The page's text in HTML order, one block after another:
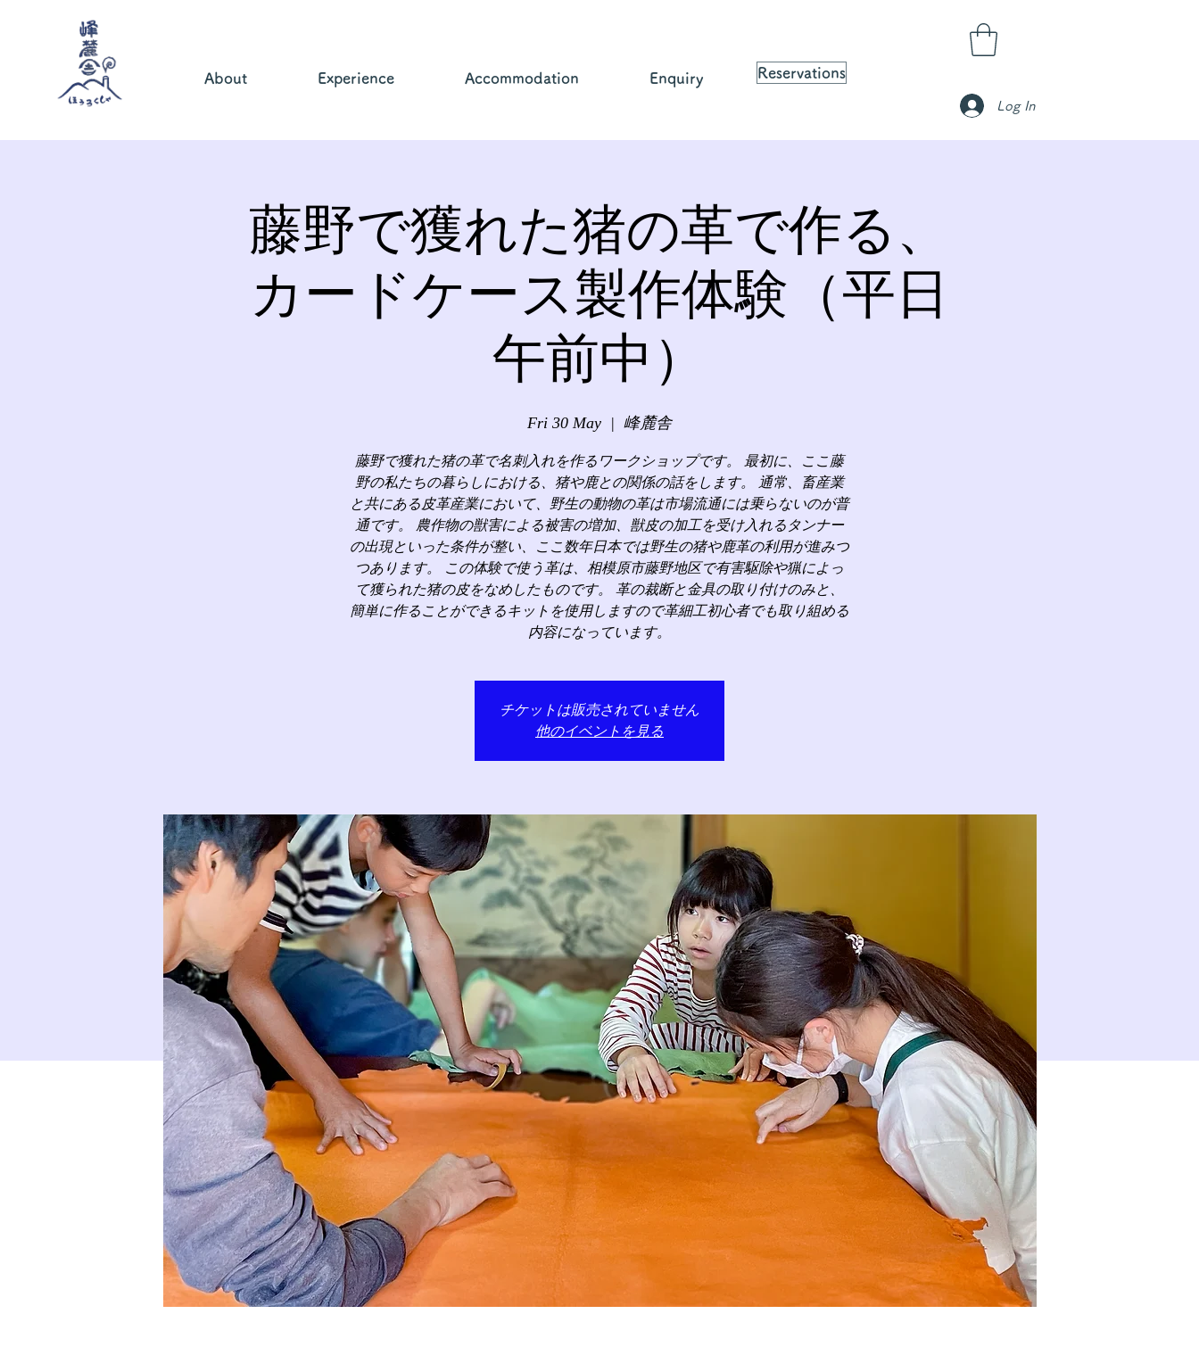
About Experience Accommodation Enquiry Reservations
Log In
藤野で獲れた猪の革で作る、
カードケース製作体験（平日
午前中）
Fri 30 May
  |
峰麓舎
藤野で獲れた猪の革で名刺入れを作るワークショップです。 最初に、ここ藤
野の私たちの暮らしにおける、猪や鹿との関係の話をします。 通常、畜産業
と共にある皮革産業において、野生の動物の革は市場流通には乗らないのが普
通です。 農作物の獣害による被害の増加、獣皮の加工を受け入れるタンナー
の出現といった条件が整い、ここ数年日本では野生の猪や鹿革の利用が進みつ
つあります。 この体験で使う革は、相模原市藤野地区で有害駆除や猟によっ
て獲られた猪の皮をなめしたものです。 革の裁断と金具の取り付けのみと、
簡単に作ることができるキットを使用しますので革細工初心者でも取り組める
内容になっています。
チケットは販売されていません
他のイベントを見る